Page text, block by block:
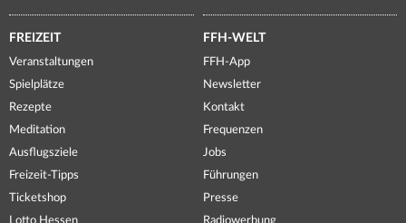
FREIZEIT
Veranstaltungen
Spielplätze
Rezepte
Meditation
Ausflugsziele
Freizeit-Tipps
Ticketshop
Lotto Hessen
FFH-WELT
FFH-App
Newsletter
Kontakt
Frequenzen
Jobs
Führungen
Presse
Radiowerbung